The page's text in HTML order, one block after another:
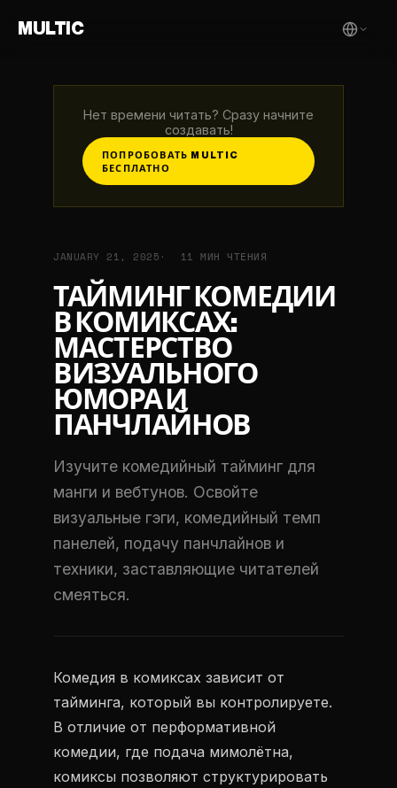
MULTIC
Нет времени читать? Сразу начните
создавать!
ПОПРОБОВАТЬ MULTIC
БЕСПЛАТНО
JANUARY 21, 2025 11 МИН ЧТЕНИЯ
ТАЙМИНГ КОМЕДИИ
В КОМИКСАХ:
МАСТЕРСТВО
ВИЗУАЛЬНОГО
ЮМОРА И
ПАНЧЛАЙНОВ
Изучите комедийный тайминг для
манги и вебтунов. Освойте
визуальные гэги, комедийный темп
панелей, подачу панчлайнов и
техники, заставляющие читателей
смеяться.
Комедия в комиксах зависит от
тайминга, который вы контролируете.
В отличие от перформативной
комедии, где подача мимолётна,
комиксы позволяют структурировать